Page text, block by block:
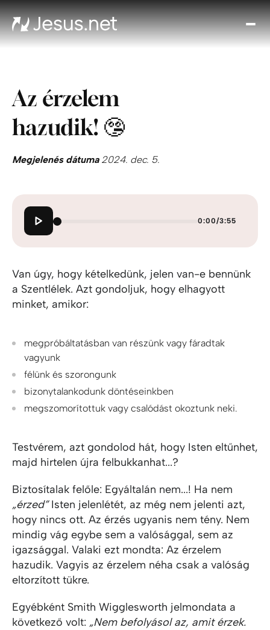
fel
Az érzelem
hazudik! 🤥
Megjelenés dátuma2024. dec. 5.
0:00/3:55
Van úgy, hogy kételkedünk, jelen van-e bennünk
a Szentlélek. Azt gondoljuk, hogy elhagyott
minket, amikor:
megpróbáltatásban van részünk vagy fáradtak
vagyunk
félünk és szorongunk
bizonytalankodunk döntéseinkben
megszomorítottuk vagy csalódást okoztunk neki.
Testvérem, azt gondolod hát, hogy Isten eltűnhet,
majd hirtelen újra felbukkanhat...?
Biztosítalak felőle: Egyáltalán nem...! Ha nem
„érzed”Isten jelenlétét, az még nem jelenti azt,
hogy nincs ott. Az érzés ugyanis nem tény. Nem
mindig vág egybe sem a valósággal, sem az
igazsággal. Valaki ezt mondta: Az érzelem
hazudik. Vagyis az érzelem néha csak a valóság
eltorzított tükre.
Egyébként Smith Wigglesworth jelmondata a
következő volt: „Nem befolyásol az, amit érzek.